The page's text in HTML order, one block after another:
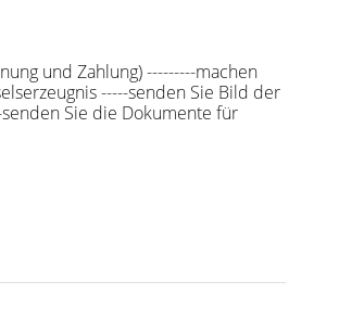
und Zahlung) ---------machen
-----senden Sie Bild der
Sie die Dokumente für